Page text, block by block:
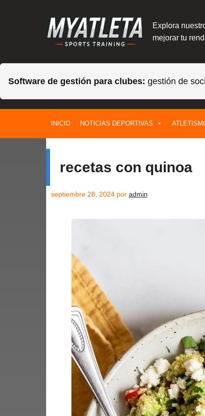
Explora
mejorar tu
Software de gestión para clubes: gestión de
contenido
INICIO NOTICIAS DEPORTIVAS
recetas con quinoa
septiembre 28, 2024 por admin